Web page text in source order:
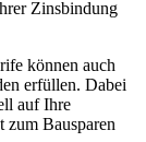
Zinsbindung
können auch
erfüllen. Dabei
auf Ihre
zum Bausparen